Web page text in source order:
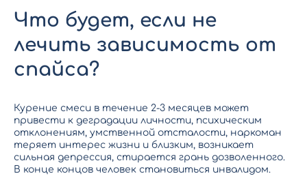
Что будет, если не
лечить зависимость от
спайса?
Курение смеси в течение 2-3 месяцев может
привести к деградации личности, психическим
отклонениям, умственной отсталости, наркоман
теряет интерес жизни и близким, возникает
сильная депрессия, стирается грань дозволенного.
В конце концов человек становиться инвалидом.